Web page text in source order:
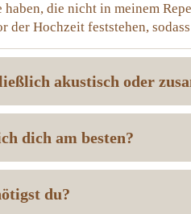
die nicht in meinem
der Hochzeit feststehen,
akustisch oder
dich am besten?
du?